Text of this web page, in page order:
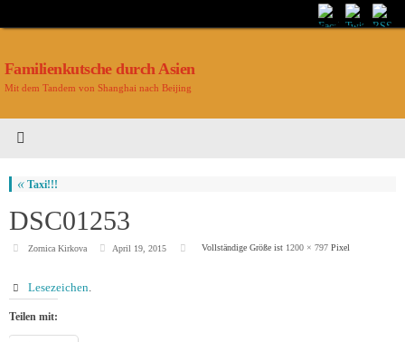
Familienkutsche durch Asien
Mit dem Tandem von Shanghai nach Beijing
« Taxi!!!
DSC01253
Zornica Kirkova April 19, 2015 Vollständige Größe ist 1200 × 797Pixel
Lesezeichen.
Teilen mit: